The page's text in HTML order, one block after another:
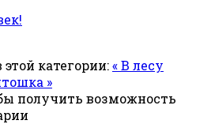
категории:« В лесу
»
получить возможность